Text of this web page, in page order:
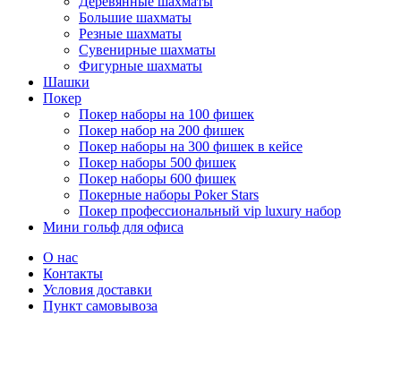
Большие шахматы
Резные шахматы
Сувенирные шахматы
Фигурные шахматы
Шашки
Покер
Покер наборы на 100 фишек
Покер набор на 200 фишек
Покер наборы на 300 фишек в кейсе
Покер наборы 500 фишек
Покер наборы 600 фишек
Покерные наборы Poker Stars
Покер профессиональный vip luxury набор
Мини гольф для офиса
О нас
Контакты
Условия доставки
Пункт самовывоза